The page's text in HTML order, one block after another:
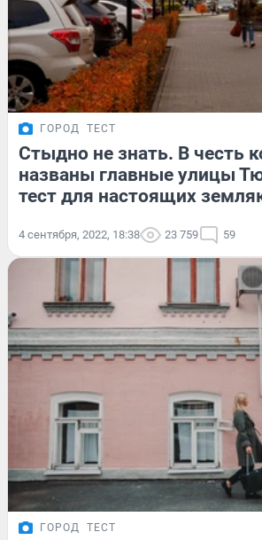
ГОРОД ТЕСТ
Стыдно не знать. В честь
названы главные улицы
тест для настоящих
4 сентября, 2022, 18:38 23 759 59
ГОРОД ТЕСТ